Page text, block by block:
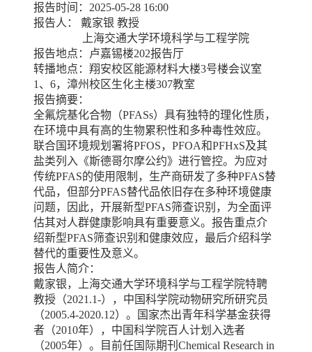
报告时间： 2025-05-28 16:00
报告人：
戴家银 教授
上海交通大学环境科学与工程学院
报告地点：卢嘉锡楼202报告厅
转播地点：翔安校区能源材料大楼3号楼会议室
1、6，漳州校区生化主楼307教室
报告摘要：
全氟烷基化合物（PFASs）具有独特的理化性质，
在环境中具有高的生物累积性和多种毒性效应。
联合国环境规划署将PFOS，PFOA和PFHxS及其
盐类列入《斯德哥尔摩公约》进行管控。为应对
传统PFAS的使用限制，生产商研发了多种PFAS替
代品，但部分PFAS替代品依旧存在多种环境健康
问题，因此，开展新型PFAS筛查识别，为全面评
估其对人群健康影响具有重要意义。报告重点介
绍新型PFAS筛查识别和健康效应，最后介绍科学
替代的重要性及意义。
报告人简介：
戴家银，上海交通大学环境科学与工程学院特聘
教授（2021.1-），中国科学院动物研究所研究员
（2005.4-2020.12）。国家杰出青年科学基金获得
者（2010年），中国科学院百人计划入选者
（2005年）。目前任国际期刊Chemical Research in